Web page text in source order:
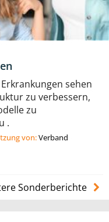
sehen
zu verbessern,
zu
.
von:Verband
Sonderberichte